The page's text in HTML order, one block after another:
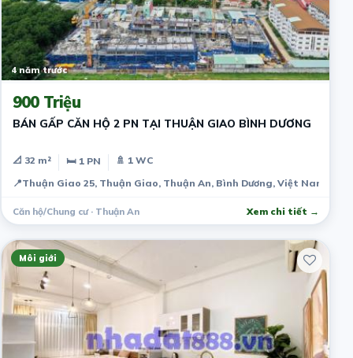
4 năm trước
900 Triệu
BÁN GẤP CĂN HỘ 2 PN TẠI THUẬN GIAO BÌNH DƯƠNG
📐 32 m² 🛏 1 PN
🚿 1 WC
📍Thuận Giao 25, Thuận Giao, Thuận An, Bình Dương, Việt Nam
Căn hộ/Chung cư · Thuận An Xem chi tiết →
Môi giới